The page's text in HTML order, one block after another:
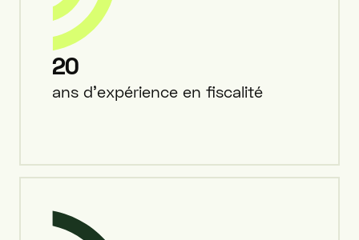
20
ans d'expérience en fiscalité